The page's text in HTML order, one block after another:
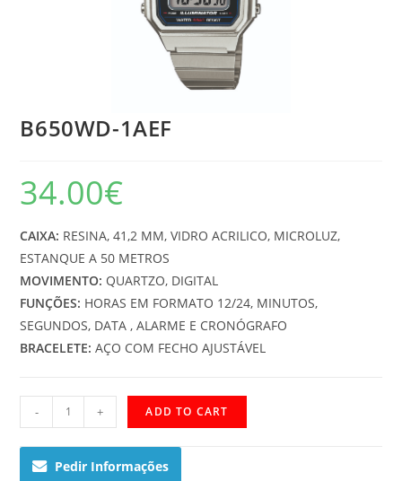
B650WD-1AEF
34.00€
CAIXA: RESINA, 41,2 MM, VIDRO ACRILICO, MICROLUZ,
ESTANQUE A 50 METROS
MOVIMENTO: QUARTZO, DIGITAL
FUNÇÕES: HORAS EM FORMATO 12/24, MINUTOS,
SEGUNDOS, DATA , ALARME E CRONÓGRAFO
BRACELETE: AÇO COM FECHO AJUSTÁVEL
B650WD-
1AEF
quantity
- + ADD TO CART
Pedir Informações